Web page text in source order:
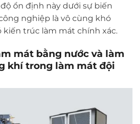
ổn định này dưới sự biến
nghiệp là vô cùng khó
kiến ​​trúc làm mát chính xác.
mát bằng nước và làm
khí trong làm mát đội